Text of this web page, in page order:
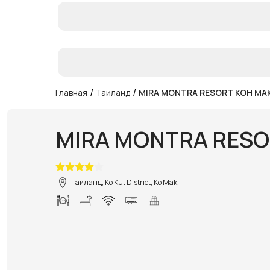
Главная / Таиланд / MIRA MONTRA RESORT KOH
MIRA MONTRA
Таиланд, Ko Kut District, Ko Mak